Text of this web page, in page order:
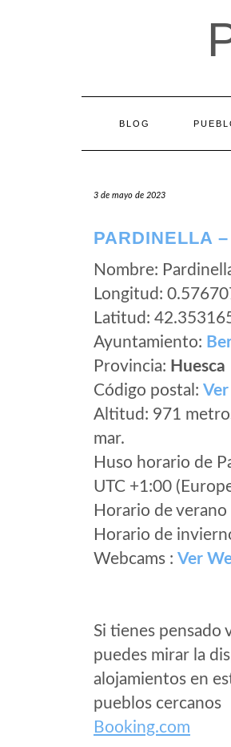
BLOG
3 de mayo de 2023
PARDINELLA
Nombre:
Longitud:
Latitud:
Ayuntamiento:
Provincia: Huesca
Código postal:
Altitud: 971
mar.
Huso horario de
UTC +1:00
Horario de verano
Horario de
Webcams : Ver
Si tienes pensado
puedes mirar la
alojamientos en
pueblos cercanos
Booking.com